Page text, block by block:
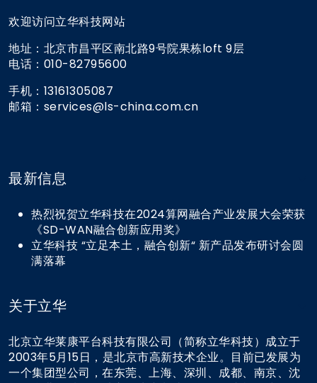
欢迎访问立华科技网站
地址：北京市昌平区南北路9号院果栋loft 9层
电话：010-82795600
手机：13161305087
邮箱：services@ls-china.com.cn
最新信息
热烈祝贺立华科技在2024算网融合产业发展大会荣获
《SD-WAN融合创新应用奖》
立华科技 “立足本土，融合创新“ 新产品发布研讨会圆
满落幕
关于立华
北京立华莱康平台科技有限公司（简称立华科技）成立于
2003年5月15日，是北京市高新技术企业。目前已发展为
一个集团型公司，在东莞、上海、深圳、成都、南京、沈